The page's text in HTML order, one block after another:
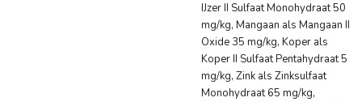
IJzer II Sulfaat Monohydraat 50
mg/kg, Mangaan als Mangaan II
Oxide 35 mg/kg, Koper als
Koper II Sulfaat Pentahydraat 5
mg/kg, Zink als Zinksulfaat
Monohydraat 65 mg/kg,